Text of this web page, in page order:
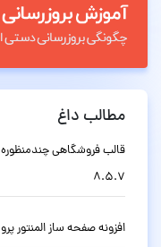
مطالب داغ
8.5.7
افزونه صفحه ساز المنتور پرو Elementor Pro وردپرس نسخه 4.2.1